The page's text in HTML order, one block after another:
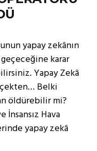
yapay zekânın
karar
Yapay Zekâ
Belki
öldürebilir mi?
İnsansız Hava
yapay zekâ